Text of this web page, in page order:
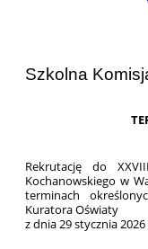
Szkolna
Rekrutację do
Kochanowskiego w
terminach
Kuratora Oświaty
z dnia 29 stycznia 2026